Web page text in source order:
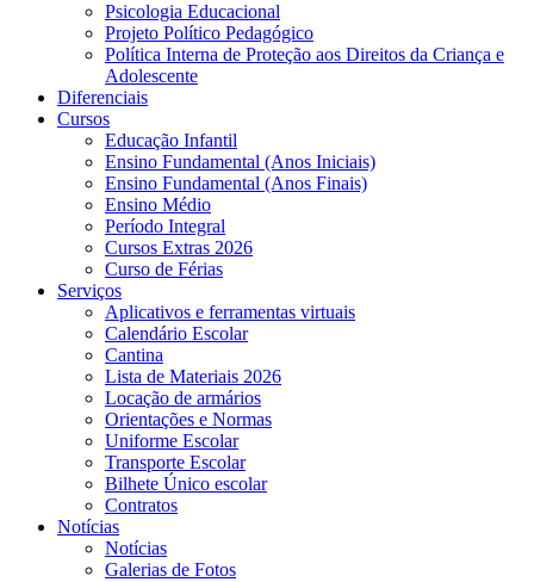
Psicologia Educacional
Projeto Político Pedagógico
Política Interna de Proteção aos Direitos da Criança e
Adolescente
Diferenciais
Cursos
Educação Infantil
Ensino Fundamental (Anos Iniciais)
Ensino Fundamental (Anos Finais)
Ensino Médio
Período Integral
Cursos Extras 2026
Curso de Férias
Serviços
Aplicativos e ferramentas virtuais
Calendário Escolar
Cantina
Lista de Materiais 2026
Locação de armários
Orientações e Normas
Uniforme Escolar
Transporte Escolar
Bilhete Único escolar
Contratos
Notícias
Notícias
Galerias de Fotos